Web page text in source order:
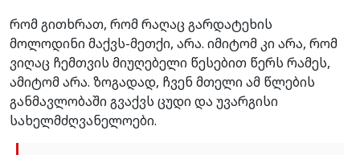
რომ გითხრათ, რომ რაღაც გარდატეხის
მოლოდინი მაქვს-მეთქი, არა. იმიტომ კი არა, რომ
ვიღაც ჩემთვის მიუღებელი წესებით წერს რამეს,
ამიტომ არა. ზოგადად, ჩვენ მთელი ამ წლების
განმავლობაში გვაქვს ცუდი და უვარგისი
სახელმძღვანელოები.